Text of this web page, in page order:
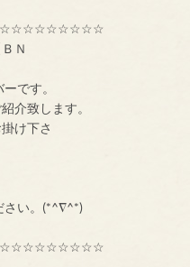
Ｎ
バーです。
介致します。
け下さ
！
さい。(*^∇^*)